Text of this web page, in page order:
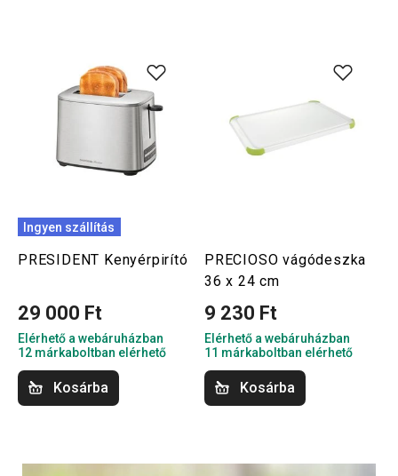
Ingyen szállítás
PRESIDENT Kenyérpirító
29 000 Ft
Elérhető a webáruházban
12 márkaboltban elérhető
Kosárba
PRECIOSO vágódeszka
36 x 24 cm
9 230 Ft
Elérhető a webáruházban
11 márkaboltban elérhető
Kosárba